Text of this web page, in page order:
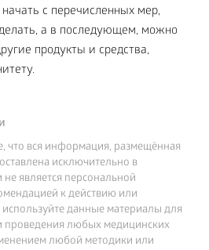
с перечисленных мер,
а в последующем, можно
продукты и средства,
что вся информация, размещённая
исключительно в
является персональной
к действию или
данные материалы для
проведения любых медицинских
любой методики или